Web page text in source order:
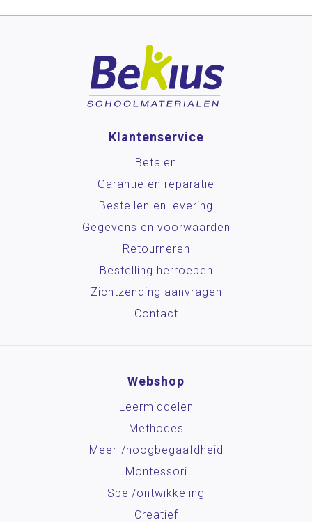
Klantenservice
Betalen
Garantie en reparatie
Bestellen en levering
Gegevens en voorwaarden
Retourneren
Bestelling herroepen
Zichtzending aanvragen
Contact
Webshop
Leermiddelen
Methodes
Meer-/hoog­begaafdheid
Montessori
Spel/ontwikkeling
Creatief